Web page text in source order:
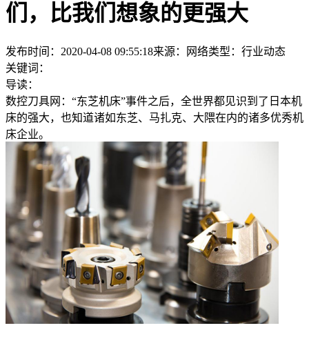
们，比我们想象的更强大
发布时间：2020-04-08 09:55:18来源：网络类型： 行业动态
关键词：
导读：
数控刀具网：“东芝机床”事件之后，全世界都见识到了日本机
床的强大，也知道诸如东芝、马扎克、大隈在内的诸多优秀机
床企业。